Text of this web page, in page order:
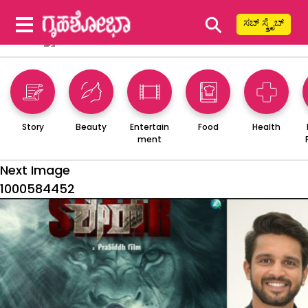
⚲ ಸಬ್ ಸ್ಕ್ರೈಬ್
Story Beauty
Entertain
ment
Food Health
Next Image
1000584452